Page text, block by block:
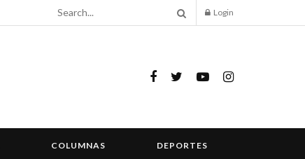
Login
COLUMNAS DEPORTES